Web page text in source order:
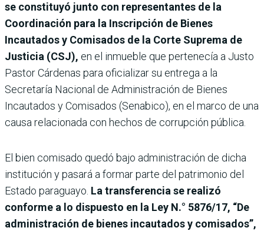
se constituyó junto con representantes de la
Coordinación para la Inscripción de Bienes
Incautados y Comisados de la Corte Suprema de
Justicia (CSJ), en el inmueble que pertenecía a Justo
Pastor Cárdenas para oficializar su entrega a la
Secretaría Nacional de Administración de Bienes
Incautados y Comisados (Senabico), en el marco de una
causa relacionada con hechos de corrupción pública.
El bien comisado quedó bajo administración de dicha
institución y pasará a formar parte del patrimonio del
Estado paraguayo. La transferencia se realizó
conforme a lo dispuesto en la Ley N.° 5876/17, “De
administración de bienes incautados y comisados”,